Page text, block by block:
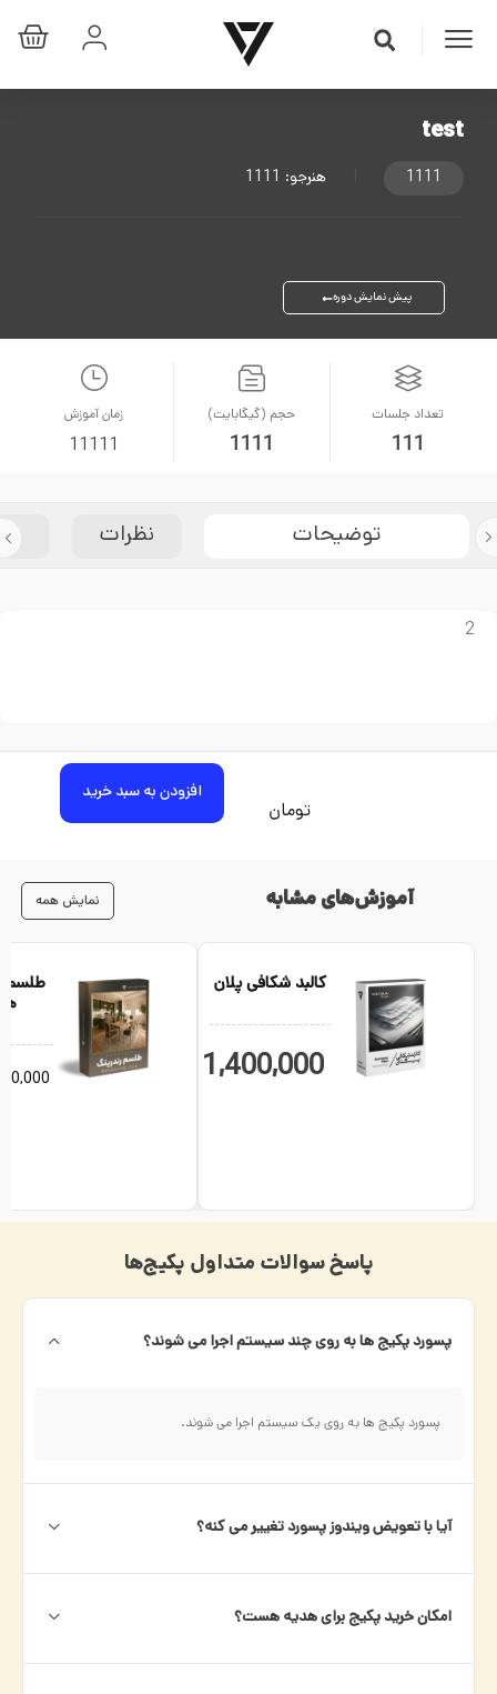
test
1111 هنرجو:
پیش نمایش دوره
تعداد جلسات
111
حجم (گیگابایت)
1111
زمان آموزش
11111
توضیحات نظرات
2
تومان
افزودن به سبد خرید
آموزش‌های مشابه نمایش همه
کالبد شکافی پلان
1,400,000
طلسم
پاسخ سوالات متداول پکیج‌ها
پسورد پکیج ها به روی چند سیستم اجرا می شوند؟
پسورد پکیج ها به روی یک سیستم اجرا می شوند.
آیا با تعویض ویندوز پسورد تغییر می کنه؟
امکان خرید پکیج برای هدیه هست؟